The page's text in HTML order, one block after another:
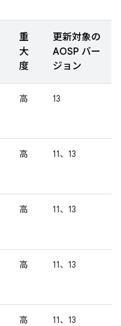
重
大
度
更新対象の
AOSP バー
ジョン
高 13
高 11、13
高 11、13
高 11、13
高 11、13